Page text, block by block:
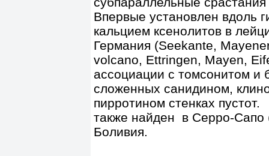
Впервые установлен вдоль
кальцием ксенолитов в
Германия (Seekante,
volcano, Ettringen, Mayen,
ассоциации с томсонитом и
сложенных санидином,
пирротином стенках пустот.
также найден в Серро-Сапо
Боливия.